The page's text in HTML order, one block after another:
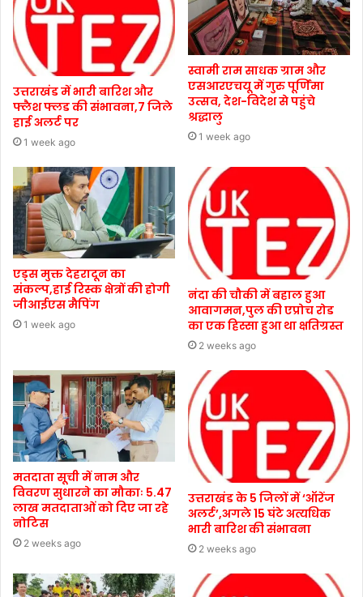
उत्तराखंड में भारी बारिश और
फ्लैश फ्लड की संभावना,7 जिले
हाई अलर्ट पर
1 week ago
स्वामी राम साधक ग्राम और
एसआरएचयू में गुरु पूर्णिमा
उत्सव, देश-विदेश से पहुंचे
श्रद्धालु
1 week ago
एड्स मुक्त देहरादून का
संकल्प,हाई रिस्क क्षेत्रों की होगी
जीआईएस मैपिंग
1 week ago
नंदा की चौकी में बहाल हुआ
आवागमन,पुल की एप्रोच रोड
का एक हिस्सा हुआ था क्षतिग्रस्त
2 weeks ago
मतदाता सूची में नाम और
विवरण सुधारने का मौकाः 5.47
लाख मतदाताओं को दिए जा रहे
नोटिस
2 weeks ago
उत्तराखंड के 5 जिलों में ‘ऑरेंज
अलर्ट’,अगले 15 घंटे अत्यधिक
भारी बारिश की संभावना
2 weeks ago